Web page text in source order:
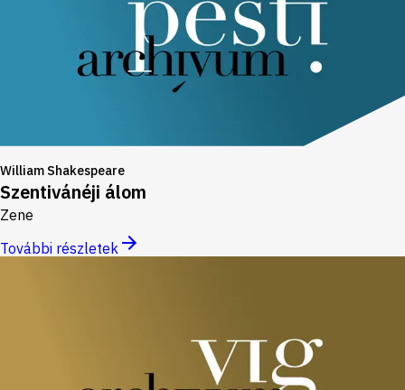
William Shakespeare
Szentivánéji álom
Zene
További részletek